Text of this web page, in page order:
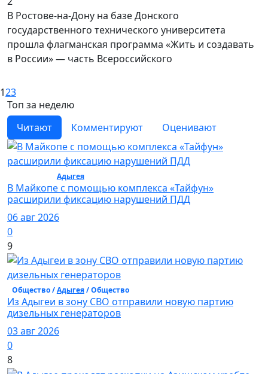
В Ростове-на-Дону на базе Донского
государственного технического университета
прошла флагманская программа «Жить и создавать
в России» — часть Всероссийского
123
Топ за неделю
Читают
Комментируют Оценивают
Адыгея/ Общество
В Майкопе с помощью комплекса «Тайфун»
расширили фиксацию нарушений ПДД
06 авг 2026
0
9
Общество /Адыгея/ Общество
Из Адыгеи в зону СВО отправили новую партию
дизельных генераторов
03 авг 2026
0
8